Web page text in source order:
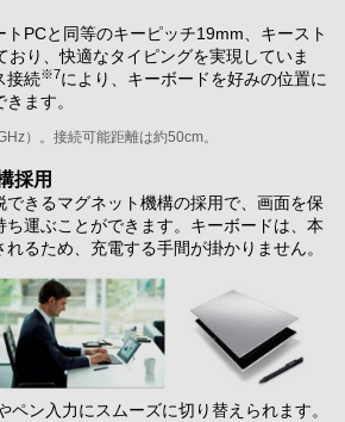
PCと同等のキーピッチ19mm、キースト
おり、快適なタイピングを実現していま
接続※7により、キーボードを好みの位置に
ます。
）。接続可能距離は約50cm。
採用
きるマグネット機構の採用で、画面を保
運ぶことができます。キーボードは、本
るため、充電する手間が掛かりません。
ペン入力にスムーズに切り替えられます。